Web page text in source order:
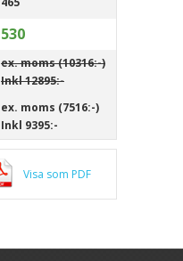
530
ex. moms (10316:-)
Inkl12895:-
ex. moms (7516:-)
Inkl 9395:-
Visa som PDF